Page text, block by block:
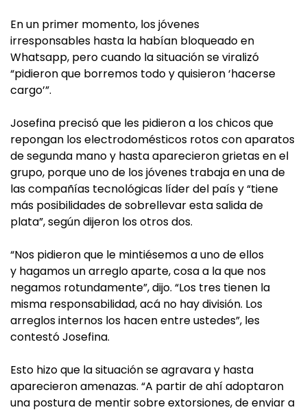
En un primer momento, los jóvenes
irresponsables hasta la habían bloqueado en
Whatsapp, pero cuando la situación se viralizó
“pidieron que borremos todo y quisieron ‘hacerse
cargo’”.
Josefina precisó que les pidieron a los chicos que
repongan los electrodomésticos rotos con aparatos
de segunda mano y hasta aparecieron grietas en el
grupo, porque uno de los jóvenes trabaja en una de
las compañías tecnológicas líder del país y “tiene
más posibilidades de sobrellevar esta salida de
plata”, según dijeron los otros dos.
“Nos pidieron que le mintiésemos a uno de ellos
y hagamos un arreglo aparte, cosa a la que nos
negamos rotundamente”, dijo. “Los tres tienen la
misma responsabilidad, acá no hay división. Los
arreglos internos los hacen entre ustedes”, les
contestó Josefina.
Esto hizo que la situación se agravara y hasta
aparecieron amenazas. “A partir de ahí adoptaron
una postura de mentir sobre extorsiones, de enviar a